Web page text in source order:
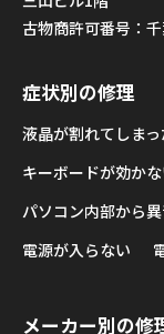
古物商許可番号：
症状別の修理
液晶が割れてしまっ
キーボードが効か
パソコン内部から
電源が入らない
メーカー別の修